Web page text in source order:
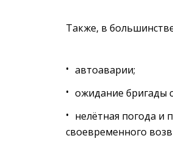
Также, в
автоаварии;
ожидание бригады
нелётная погода и
своевременного